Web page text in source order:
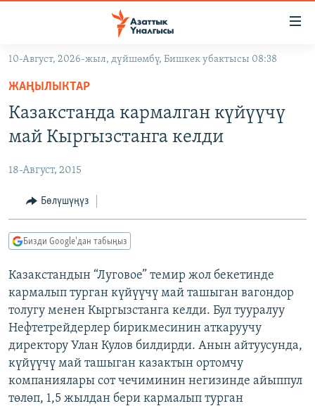
Навигацияга
өтүңүз
Издөөгө
салыңыз
ЭКОНОМИКА
МАДАНИЯТ
БОРБОР АЗИЯ
АТАЙЫН ИЛИКТӨӨ
ТВ ПРОГРАММАЛАР
ЭКСПЕРТТЕР ТАЛДАЙТ
БИЗ ЖАНА ДҮЙНӨ
ЭЖЕ-СИҢДИЛЕР
АЗАТТЫК+
ЫҢГАЙСЫЗ СУРООЛОР
ӨЗГӨЧӨ ПИКИР
Русский
ОНЛАЙН ШЕРИНЕ
10-Август, 2026-жыл, дүйшөмбү, Бишкек убактысы 08:38
ЖАҢЫЛЫКТАР
Казакстанда кармалган күйүүчү
май Кыргызстанга келди
18-Август, 2015
Бөлүшүңүз
Бизди Google'дан табыңыз
Казакстандын “Луговое” темир жол бекетинде
кармалып турган күйүүчү май ташыган вагондор
толугу менен Кыргызстанга келди. Бул тууралуу
Нефтетрейдерлер бирикмесинин аткаруучу
директору Улан Кулов билдирди. Анын айтуусунда,
күйүүчү май ташыган казактын ортомчу
компаниялары сот чечиминин негизинде айыппул
төлөп, 1,5 жылдан бери кармалып турган